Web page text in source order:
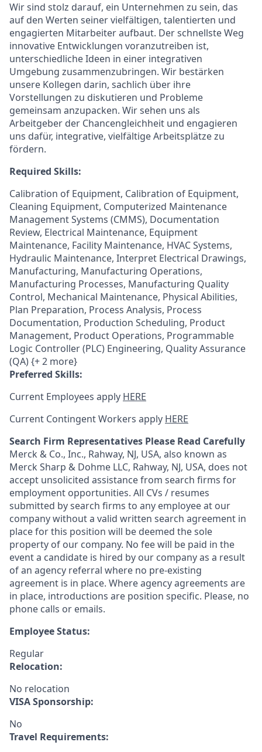
Wir sind stolz darauf, ein Unternehmen zu sein, das
auf den Werten seiner vielfältigen, talentierten und
engagierten Mitarbeiter aufbaut. Der schnellste Weg
innovative Entwicklungen voranzutreiben ist,
unterschiedliche Ideen in einer integrativen
Umgebung zusammenzubringen. Wir bestärken
unsere Kollegen darin, sachlich über ihre
Vorstellungen zu diskutieren und Probleme
gemeinsam anzupacken. Wir sehen uns als
Arbeitgeber der Chancengleichheit und engagieren
uns dafür, integrative, vielfältige Arbeitsplätze zu
fördern.
Required Skills:
Calibration of Equipment, Calibration of Equipment,
Cleaning Equipment, Computerized Maintenance
Management Systems (CMMS), Documentation
Review, Electrical Maintenance, Equipment
Maintenance, Facility Maintenance, HVAC Systems,
Hydraulic Maintenance, Interpret Electrical Drawings,
Manufacturing, Manufacturing Operations,
Manufacturing Processes, Manufacturing Quality
Control, Mechanical Maintenance, Physical Abilities,
Plan Preparation, Process Analysis, Process
Documentation, Production Scheduling, Product
Management, Product Operations, Programmable
Logic Controller (PLC) Engineering, Quality Assurance
(QA) {+ 2 more}
Preferred Skills:
Current Employees apply HERE
Current Contingent Workers apply HERE
Search Firm Representatives Please Read Carefully
Merck & Co., Inc., Rahway, NJ, USA, also known as
Merck Sharp & Dohme LLC, Rahway, NJ, USA, does not
accept unsolicited assistance from search firms for
employment opportunities. All CVs / resumes
submitted by search firms to any employee at our
company without a valid written search agreement in
place for this position will be deemed the sole
property of our company. No fee will be paid in the
event a candidate is hired by our company as a result
of an agency referral where no pre-existing
agreement is in place. Where agency agreements are
in place, introductions are position specific. Please, no
phone calls or emails.
Employee Status:
Regular
Relocation:
No relocation
VISA Sponsorship:
No
Travel Requirements: